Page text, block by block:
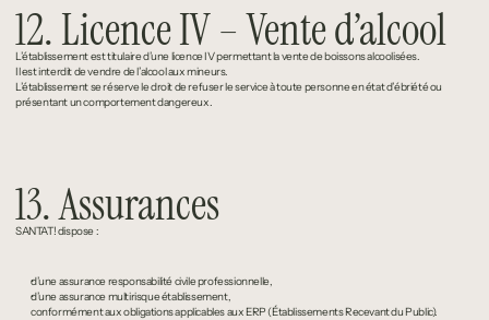
12. Licence IV – Vente d’alcool
L’établissement est titulaire d’une licence IV permettant la vente de boissons alcoolisées.
Il est interdit de vendre de l’alcool aux mineurs.
L’établissement se réserve le droit de refuser le service à toute personne en état d’ébriété ou
présentant un comportement dangereux.
13. Assurances
SANTAT! dispose :
d’une assurance responsabilité civile professionnelle,
d’une assurance multirisque établissement,
conformément aux obligations applicables aux ERP (Établissements Recevant du Public).